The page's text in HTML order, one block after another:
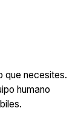
que necesites.
humano